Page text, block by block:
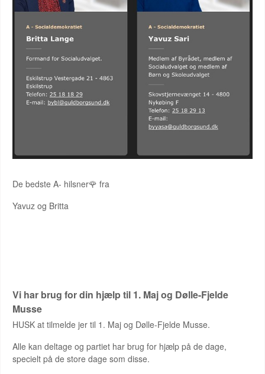
De bedste A- hilsner🌹 fra
Yavuz og Britta
Vi har brug for din hjælp til 1. Maj og Dølle-Fjelde
Musse
HUSK at tilmelde jer til 1. Maj og Dølle-Fjelde Musse.
Alle kan deltage og partiet har brug for hjælp på de dage,
specielt på de store dage som disse.